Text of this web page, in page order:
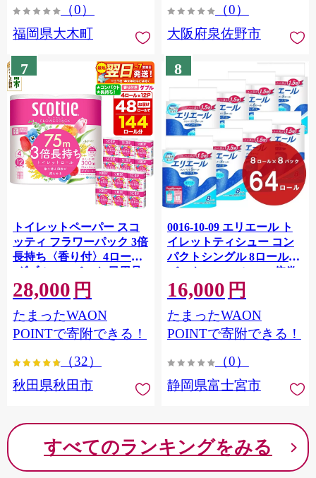
（0）
福岡県大木町
（0）
大阪府泉佐野市
7
トイレットペーパー スコ
ッティ フラワーパック 3倍
長持ち〈香り付〉4ロール
(ダブル)×12パック 日用品
最短翌日発送 [スコッティ
フラワーパック トイレッ
トペーパー 日本製紙クレ
シア] 秋田県秋田市
28,000 円
たまったWAON
POINTで寄附できる！
（32）
秋田県秋田市
8
0016-10-09 エリエール ト
イレットティシュー コン
パクトシングル 8ロール×8
パック 64ロール 1.5倍巻
82.5m トイレットペーパー
シングル パルプ100％ 香り
つき 日用品 消耗品 備蓄
16,000 円
たまったWAON
POINTで寄附できる！
（0）
静岡県富士宮市
すべてのランキングをみる